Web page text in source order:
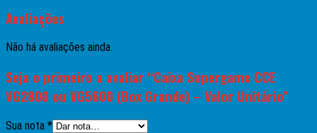
Avaliações
Não há avaliações ainda.
Seja o primeiro a avaliar “Caixa Supergame CCE
VG2800 ou VG5600 (Box Grande) – Valor Unitário”
Sua nota *